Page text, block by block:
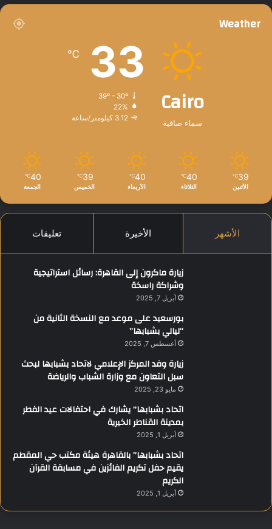
Weather
Cairo
سماء صافية
33
℃
39º - 30º
22%
3.12 كيلومتر/ساعة
39
℃
الأثنين
40
℃
الثلاثاء
40
℃
الأربعاء
39
℃
الخميس
40
℃
الجمعة
الأشهر الأخيرة تعليقات
زيارة ماكرون إلى القاهرة: رسائل استراتيجية
وشراكة راسخة
أبريل 7, 2025
بورسعيد على موعد مع النسخة الثانية من
“ليالي بشبابها”
أغسطس 7, 2025
زيارة وفد المركز الإعلامي لاتحاد بشبابها لبحث
سبل التعاون مع وزارة الشباب والرياضة
مايو 23, 2025
اتحاد بشبابها” يشارك في احتفالات عيد الفطر
بمدينة القناطر الخيرية
أبريل 1, 2025
اتحاد بشبابها” بالقاهرة هيئة مكتب حي المقطم
يقيم حفل تكريم الفائزين في مسابقة القرآن
الكريم
أبريل 1, 2025